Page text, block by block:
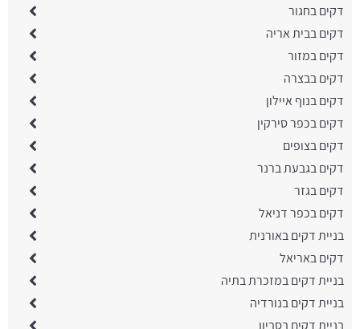
דקים בחגור
דקים בבית אריה
דקים במזור
דקים בבצרה
דקים בנוף איילון
דקים בכפר סירקין
דקים בצופים
דקים בגבעת ברנר
דקים בגזר
דקים בכפר דניאל
בניית דקים באורנית
דקים באריאל
בניית דקים במזכרת בתיה
בניית דקים בנורדיה
בניית דקים בסביון